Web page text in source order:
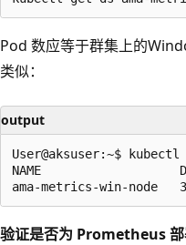
Pod 数应等于群集上的
类似：
output
User@aksuser:~$
NAME
验证是否为 Prometheus